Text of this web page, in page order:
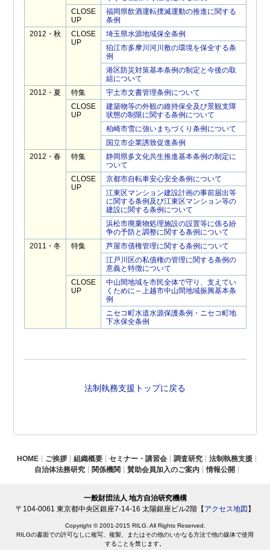
CLOSE
UP
福岡県飲酒運転撲滅運動の推進に関する
条例
2012・秋
CLOSE
UP
埼玉県水源地域保全条例
狛江市多摩川河川敷の環境を保全する条
例
港区防災対策基本条例の制定と今後の取
組について
2012・夏
特集
宇土市文書管理条例について
CLOSE
UP
建築物等の外観の維持保全及び景観支障
状態の制限に関する条例について
柏崎市雪に強いまちづくり条例について
国立市企業誘致促進条例
2012・春
特集
静岡県多文化共生推進基本条例の制定に
ついて
CLOSE
UP
京都市自転車安心安全条例について
江東区マンション建設計画の事前届出等
に関する条例及び江東区マンション等の
建設に関する条例について
浜松市廃棄物処理施設の設置等に係る紛
争の予防と調整に関する条例について
2011・冬
特集
芦屋市債権管理に関する条例について
江戸川区の私債権の管理に関する条例の
意義と特徴について
CLOSE
UP
中山間地域を市民全体で守り、支えてい
くために～上越市中山間地域振興基本条
例
ニセコ町水道水源保護条例・ニセコ町地
下水保全条例
法制執務支援トップに戻る
HOME ご挨拶 組織概要 セミナー・講習会 調査研究
法制執務支援
自治体法務研究
関係機関 賛助会員加入のご案内 情報公開
一般財団法人 地方自治研究機構
〒104-0061 東京都中央区銀座7-14-16 太陽銀座ビル2階【 アクセス地図 】
Copyright © 2001-2015 RILG. All Rights Reserved.
RILGの書面での許可なしに複写、複製、またはその他のいかなる方法で他の媒体で使用
することを禁じます。